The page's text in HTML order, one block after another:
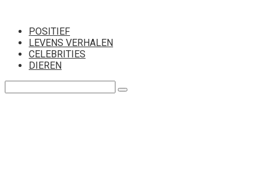
контентуPOSITIEF
LEVENS VERHALEN
CELEBRITIES
DIEREN